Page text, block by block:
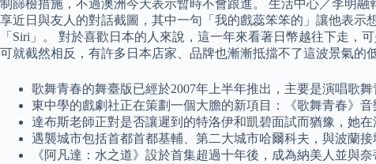
制篩檢措施，不過澳洲今天表示暫時不會跟進。 生活中心／李明
享近日與友人的對話截圖，其中一句「我的戲蕊笨笨的」讓他表
「Siri」。 對於喜歡日本的人來說，這一年來看著日幣越往下走
可就截然相反，有許多日本店家、品牌也漸漸抵擋不了這波景氣的
歌舞青春的舞臺版已經於2007年上半年推出，主要是演唱歌舞
東中學的戲劇社正在策劃一個大膽的新項目：《歌舞青春》音
達布斯老師正對是否讓遲到的特洛伊和凱碧面試而猶豫，她
遇襲城市包括首都首都基輔、第二大城市哈爾科夫，與波蘭接
《阿凡達：水之道》設於首集超過十年後，成為納美人並與